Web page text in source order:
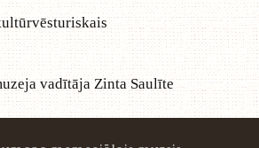
vadītāja Zinta Saulīte